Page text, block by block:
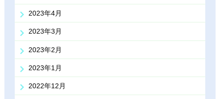
2023年4月
2023年3月
2023年2月
2023年1月
2022年12月